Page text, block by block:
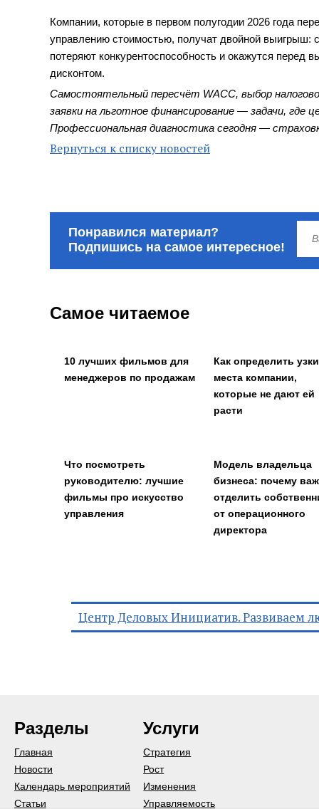
Компании, которые в первом полугодии 2026 года
управлению стоимостью, получат двойной
потеряют конкурентоспособность и окажутся
дисконтом.
Самостоятельный пересчёт WACC, выбор
заявки на льготное финансирование — задачи, где
Профессиональная диагностика сегодня —
Вернуться к списку новостей
Понравился материал?
Подпишись на самое интересное!
Самое читаемое
10 лучших фильмов для
менеджеров по продажам
Как определить
места компании,
которые не дают ей
расти
Что посмотреть
руководителю: лучшие
фильмы про искусство
управления
Модель владельца
бизнеса: почему
отделить
от операционного
директора
Центр Деловых Инициатив. Развиваем
Разделы Услуги
Главная
Новости
Календарь мероприятий
Статьи
Стратегия
Рост
Изменения
Управляемость